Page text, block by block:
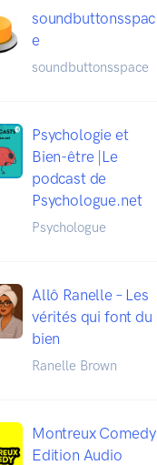
soundbuttonsspac
e
soundbuttonsspace
Psychologie et
Bien-être |Le
podcast de
Psychologue.net
Psychologue
Allô Ranelle – Les
vérités qui font du
bien
Ranelle Brown
Montreux Comedy
Edition Audio